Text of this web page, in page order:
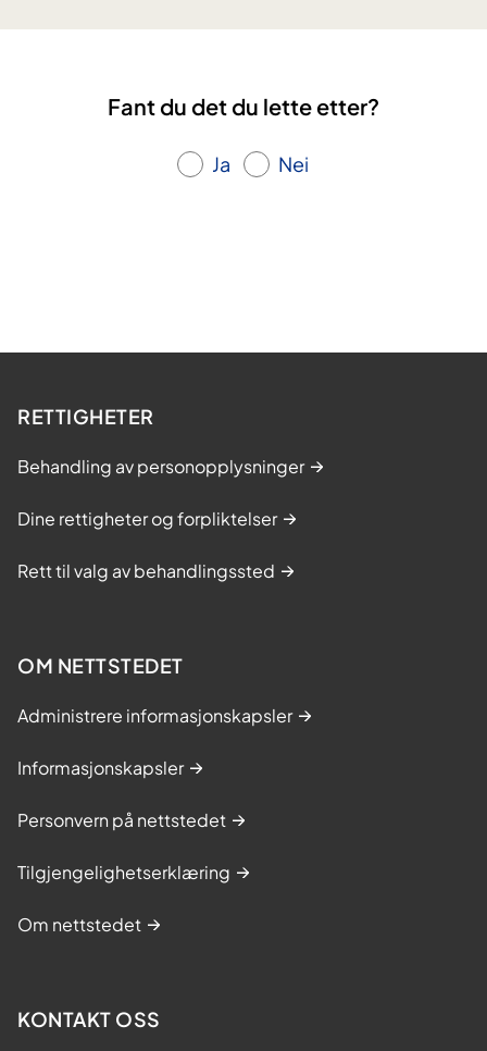
Fant du det du lette etter?
Ja Nei
RETTIGHETER
Behandling av personopplysninger
Dine rettigheter og forpliktelser
Rett til valg av behandlingssted
OM NETTSTEDET
Administrere informasjonskapsler
Informasjonskapsler
Personvern på nettstedet
Tilgjengelighetserklæring
Om nettstedet
KONTAKT OSS